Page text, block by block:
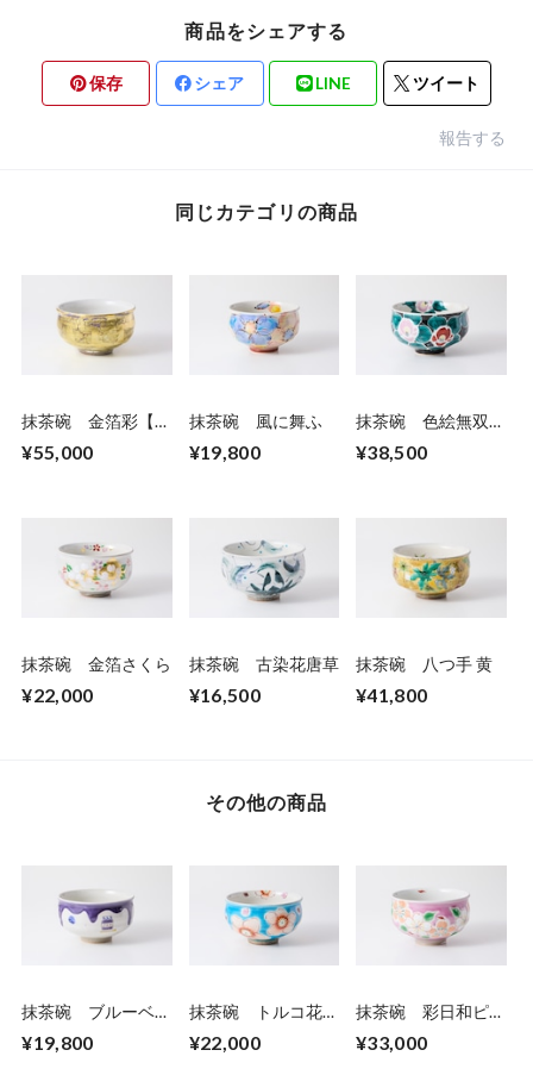
商品をシェアする
保存 シェア LINE ツイート
報告する
同じカテゴリの商品
抹茶碗 金箔彩【紺
¥55,000
抹茶碗 風に舞ふ
¥19,800
抹茶碗 色絵無双椿
¥38,500
抹茶碗 金箔さくら
¥22,000
抹茶碗 古染花唐草
¥16,500
抹茶碗 八つ手 黄
¥41,800
その他の商品
抹茶碗 ブルーベリ
¥19,800
抹茶碗 トルコ花う
¥22,000
抹茶碗 彩日和ピン
¥33,000